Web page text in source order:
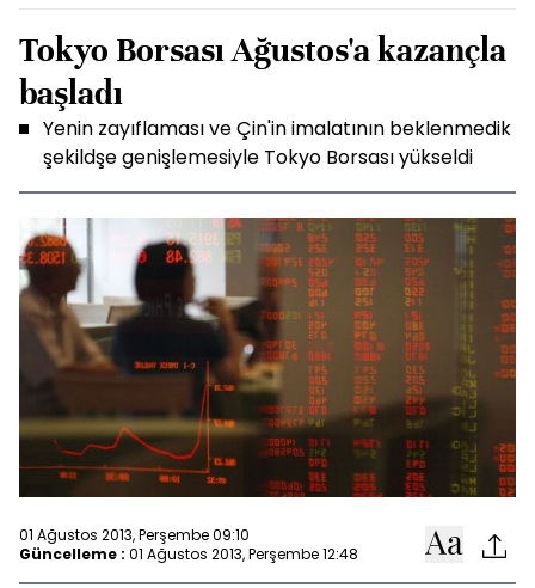
Tokyo Borsası Ağustos'a kazançla
başladı
Yenin zayıflaması ve Çin'in imalatının beklenmedik
şekildşe genişlemesiyle Tokyo Borsası yükseldi
01 Ağustos 2013, Perşembe 09:10
Güncelleme : 01 Ağustos 2013, Perşembe 12:48